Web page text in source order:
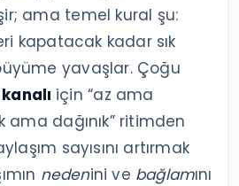
ama temel kural şu:
kapatacak kadar sık
yavaşlar. Çoğu
için “az ama
ama dağınık” ritimden
sayısını artırmak
nedenini ve bağlamını